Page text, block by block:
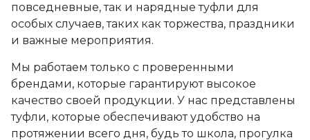
повседневные, так и нарядные туфли для
особых случаев, таких как торжества, праздники
и важные мероприятия.
Мы работаем только с проверенными
брендами, которые гарантируют высокое
качество своей продукции. У нас представлены
туфли, которые обеспечивают удобство на
протяжении всего дня, будь то школа, прогулка